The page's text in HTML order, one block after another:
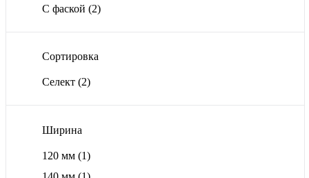
С фаской (2)
Сортировка
Селект (2)
Ширина
120 мм (1)